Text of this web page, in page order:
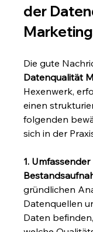
der
Die gute
Datenqualität
Hexenwerk,
einen
folgenden
sich in der
1.
gründlichen
Datenquellen
Daten